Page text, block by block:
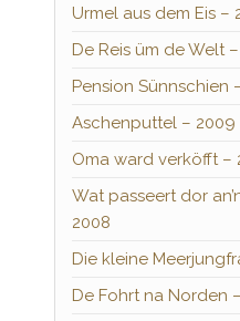
Urmel aus dem Eis –
De Reis üm de Welt –
Pension Sünnschien
Aschenputtel – 2009
Oma ward verköfft –
Wat passeert dor
2008
Die kleine
De Fohrt na Norden